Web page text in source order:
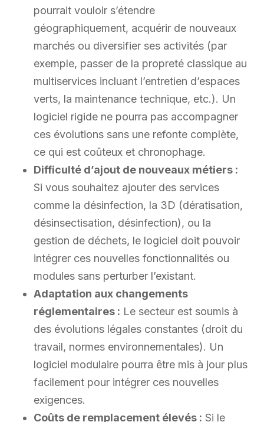
pourrait vouloir s’étendre
géographiquement, acquérir de nouveaux
marchés ou diversifier ses activités (par
exemple, passer de la propreté classique au
multiservices incluant l’entretien d’espaces
verts, la maintenance technique, etc.). Un
logiciel rigide ne pourra pas accompagner
ces évolutions sans une refonte complète,
ce qui est coûteux et chronophage.
Difficulté d’ajout de nouveaux métiers :
Si vous souhaitez ajouter des services
comme la désinfection, la 3D (dératisation,
désinsectisation, désinfection), ou la
gestion de déchets, le logiciel doit pouvoir
intégrer ces nouvelles fonctionnalités ou
modules sans perturber l’existant.
Adaptation aux changements
réglementaires : Le secteur est soumis à
des évolutions légales constantes (droit du
travail, normes environnementales). Un
logiciel modulaire pourra être mis à jour plus
facilement pour intégrer ces nouvelles
exigences.
Coûts de remplacement élevés : Si le